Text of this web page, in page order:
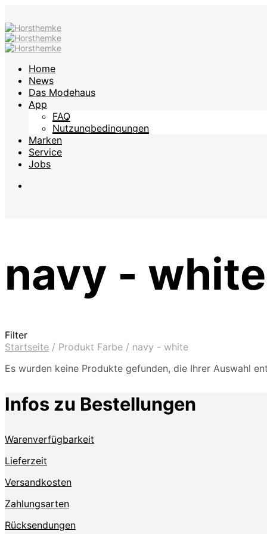
Home
News
Das Modehaus
App
FAQ
Nutzungbedingungen
Marken
Service
Jobs
navy - white
Filter
Startseite / Produkt Farbe / navy - white
Es wurden keine Produkte gefunden, die Ihrer Auswahl
Infos zu Bestellungen
Warenverfügbarkeit
Lieferzeit
Versandkosten
Zahlungsarten
Rücksendungen